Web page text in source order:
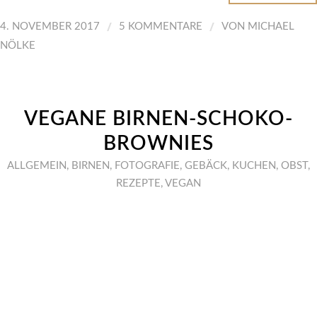
4. NOVEMBER 2017 / 5 KOMMENTARE / VON MICHAEL
NÖLKE
VEGANE BIRNEN-SCHOKO-
BROWNIES
ALLGEMEIN , BIRNEN , FOTOGRAFIE, GEBÄCK, KUCHEN , OBST ,
REZEPTE, VEGAN